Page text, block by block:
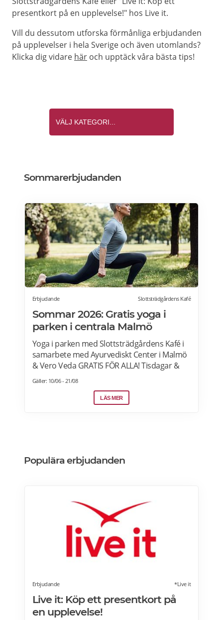
presentkort på en upplevelse!" hos Live it.
Vill du dessutom utforska förmånliga erbjudanden
på upplevelser i hela Sverige och även utomlands?
Klicka dig vidare här och upptäck våra bästa tips!
Sommarerbjudanden
Erbjudande Slottsträdgårdens Kafé
Sommar 2026: Gratis yoga i
parken i centrala Malmö
Yoga i parken med Slottsträdgårdens Kafé i
samarbete med Ayurvediskt Center i Malmö
& Vero Veda GRATIS FÖR ALLA! Tisdagar &
torsdagar kl 09:00-10:00 Från 23 juni – 20 aug
Malmöfestivalen. (11 & 13)
Gäller: 10/06 - 21/08
LÄS MER
Populära erbjudanden
Erbjudande *Live it
Live it: Köp ett presentkort på
en upplevelse!